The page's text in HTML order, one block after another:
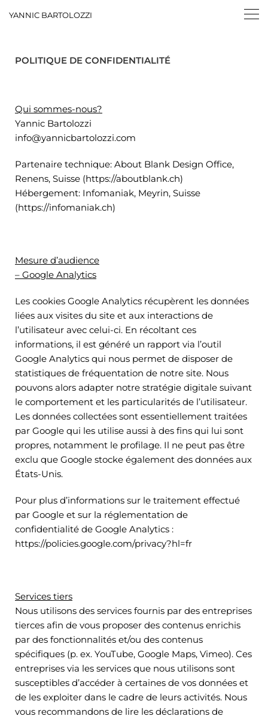
YANNIC BARTOLOZZI
POLITIQUE DE CONFIDENTIALITÉ
Qui sommes-nous?
Yannic Bartolozzi
info@yannicbartolozzi.com
Partenaire technique: About Blank Design Office,
Renens, Suisse (https://aboutblank.ch)
Hébergement: Infomaniak, Meyrin, Suisse
(https://infomaniak.ch)
Mesure d’audience
– Google Analytics
Les cookies Google Analytics récupèrent les données
liées aux visites du site et aux interactions de
l’utilisateur avec celui-ci. En récoltant ces
informations, il est généré un rapport via l’outil
Google Analytics qui nous permet de disposer de
statistiques de fréquentation de notre site. Nous
pouvons alors adapter notre stratégie digitale suivant
le comportement et les particularités de l’utilisateur.
Les données collectées sont essentiellement traitées
par Google qui les utilise aussi à des fins qui lui sont
propres, notamment le profilage. Il ne peut pas être
exclu que Google stocke également des données aux
États-Unis.
Pour plus d’informations sur le traitement effectué
par Google et sur la réglementation de
confidentialité de Google Analytics :
https://policies.google.com/privacy?hl=fr
Services tiers
Nous utilisons des services fournis par des entreprises
tierces afin de vous proposer des contenus enrichis
par des fonctionnalités et/ou des contenus
spécifiques (p. ex. YouTube, Google Maps, Vimeo). Ces
entreprises via les services que nous utilisons sont
susceptibles d’accéder à certaines de vos données et
de les exploiter dans le cadre de leurs activités. Nous
vous recommandons de lire les déclarations de